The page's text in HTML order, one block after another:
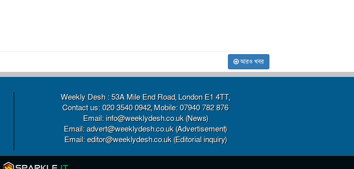
আরও খবর
Weekly Desh : 53A Mile End Road, London E1 4TT,
Contact us: 020 3540 0942, Mobile: 07940 782 876
Email: info@weeklydesh.co.uk (News)
Email: advert@weeklydesh.co.uk (Advertisement)
Email: editor@weeklydesh.co.uk (Editorial inquiry)